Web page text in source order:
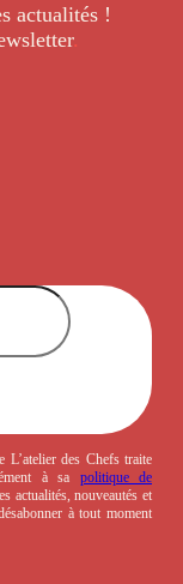
actualités !
.
L’atelier des Chefs traite
à sa politique de
actualités, nouveautés et
à tout moment